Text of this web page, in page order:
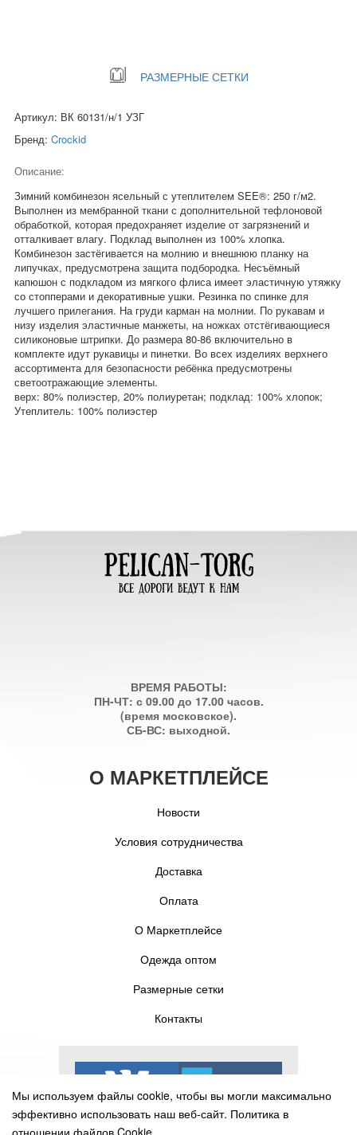
РАЗМЕРНЫЕ СЕТКИ
Артикул: ВК 60131/н/1 УЗГ
Бренд: Crockid
Описание:
Зимний комбинезон ясельный с утеплителем SEE®: 250 г/м2.
Выполнен из мембранной ткани с дополнительной тефлоновой
обработкой, которая предохраняет изделие от загрязнений и
отталкивает влагу. Подклад выполнен из 100% хлопка.
Комбинезон застёгивается на молнию и внешнюю планку на
липучках, предусмотрена защита подбородка. Несъёмный
капюшон с подкладом из мягкого флиса имеет эластичную утяжку
со стопперами и декоративные ушки. Резинка по спинке для
лучшего прилегания. На груди карман на молнии. По рукавам и
низу изделия эластичные манжеты, на ножках отстёгивающиеся
силиконовые штрипки. До размера 80-86 включительно в
комплекте идут рукавицы и пинетки. Во всех изделиях верхнего
ассортимента для безопасности ребёнка предусмотрены
светоотражающие элементы.
верх: 80% полиэстер, 20% полиуретан; подклад: 100% хлопок;
Утеплитель: 100% полиэстер
ВРЕМЯ РАБОТЫ:
ПН-ЧТ: с 09.00 до 17.00 часов.
(время московское).
СБ-ВС: выходной.
О МАРКЕТПЛЕЙСЕ
Новости
Условия сотрудничества
Доставка
Оплата
О Маркетплейсе
Одежда оптом
Размерные сетки
Контакты
Мы используем файлы cookie, чтобы вы могли максимально
эффективно использовать наш веб-сайт. Политика в
отношении файлов Cookie.